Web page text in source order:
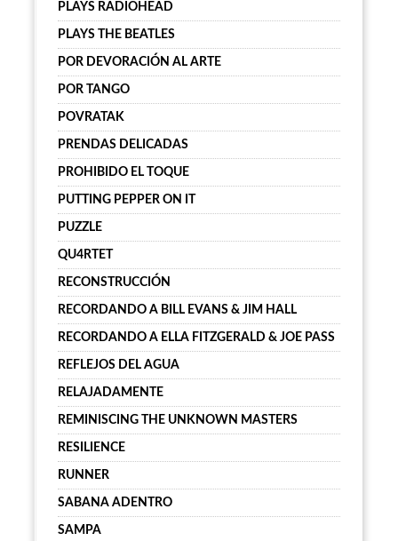
PLAYS RADIOHEAD
PLAYS THE BEATLES
POR DEVORACIÓN AL ARTE
POR TANGO
POVRATAK
PRENDAS DELICADAS
PROHIBIDO EL TOQUE
PUTTING PEPPER ON IT
PUZZLE
QU4RTET
RECONSTRUCCIÓN
RECORDANDO A BILL EVANS & JIM HALL
RECORDANDO A ELLA FITZGERALD & JOE PASS
REFLEJOS DEL AGUA
RELAJADAMENTE
REMINISCING THE UNKNOWN MASTERS
RESILIENCE
RUNNER
SABANA ADENTRO
SAMPA